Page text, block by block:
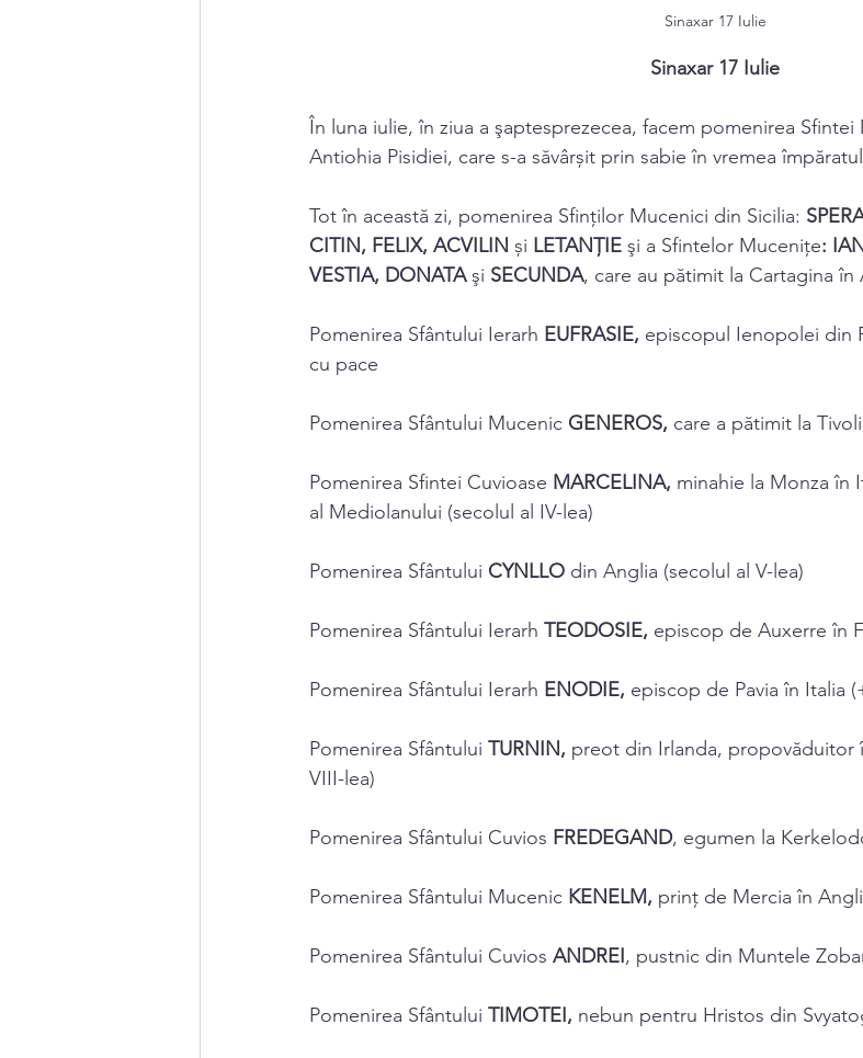
Sinaxar 17 Iulie
Sinaxar 17 Iulie
În luna iulie, în ziua a şaptesprezecea, facem pomenirea
Antiohia Pisidiei, care s-a săvârșit prin sabie în vremea
Tot în această zi, pomenirea Sfinţilor Mucenici din Sicilia:
CITIN, FELIX, ACVILIN și LETANŢIE şi a Sfintelor Muceniţe:
VESTIA, DONATA şi SECUNDA, care au pătimit la Cartagina în
Pomenirea Sfântului Ierarh EUFRASIE, episcopul Ienopolei din
cu pace
Pomenirea Sfântului Mucenic GENEROS, care a pătimit la
Pomenirea Sfintei Cuvioase MARCELINA, minahie la Monza în
al Mediolanului (secolul al IV-lea)
Pomenirea Sfântului CYNLLO din Anglia (secolul al V-lea)
Pomenirea Sfântului Ierarh TEODOSIE, episcop de Auxerre în
Pomenirea Sfântului Ierarh ENODIE, episcop de Pavia în Italia
Pomenirea Sfântului TURNIN, preot din Irlanda, propovăduitor
VIII-lea)
Pomenirea Sfântului Cuvios FREDEGAND, egumen la
Pomenirea Sfântului Mucenic KENELM, prinţ de Mercia în
Pomenirea Sfântului Cuvios ANDREI, pustnic din Muntele
Pomenirea Sfântului TIMOTEI, nebun pentru Hristos din